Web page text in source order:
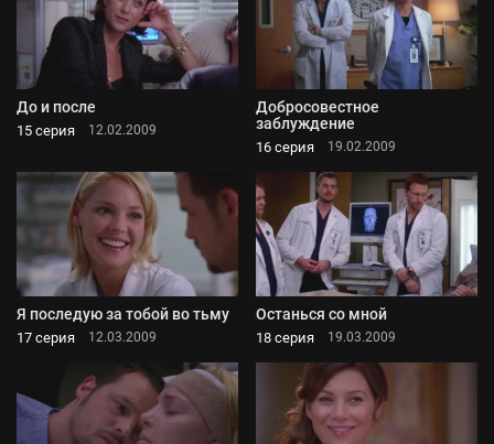
До и после
15 серия 12.02.2009
Добросовестное
заблуждение
16 серия 19.02.2009
Я последую за тобой во тьму
17 серия 12.03.2009
Останься со мной
18 серия 19.03.2009